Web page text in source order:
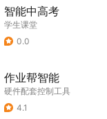
智能中高考
学生课堂
0.0
作业帮智能
硬件配套控制工具
4.1